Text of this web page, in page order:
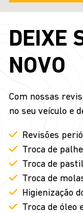
DEIXE
NOVO
Com nossas
no seu veículo e
Revisões
Troca de
Troca de
Troca de
Higienização
Troca de óleo